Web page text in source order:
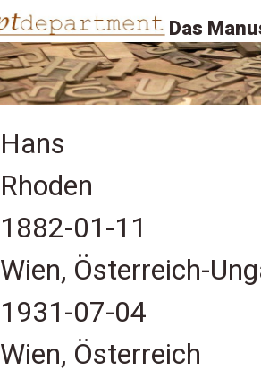
Das
Hans
Rhoden
1882-01-11
Wien, Österreich-
1931-07-04
Wien, Österreich